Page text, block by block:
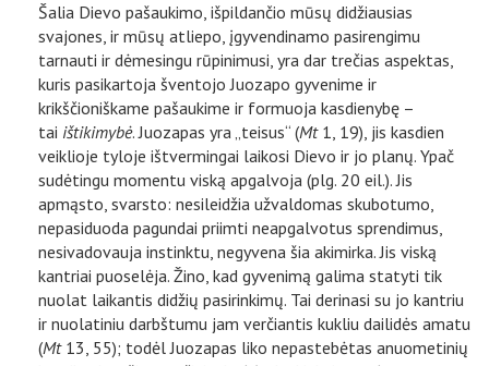
Šalia Dievo pašaukimo, išpildančio mūsų didžiausias
svajones, ir mūsų atliepo, įgyvendinamo pasirengimu
tarnauti ir dėmesingu rūpinimusi, yra dar trečias aspektas,
kuris pasikartoja šventojo Juozapo gyvenime ir
krikščioniškame pašaukime ir formuoja kasdienybę –
tai ištikimybė. Juozapas yra „teisus“ (Mt1, 19), jis kasdien
veiklioje tyloje ištvermingai laikosi Dievo ir jo planų. Ypač
sudėtingu momentu viską apgalvoja (plg. 20 eil.). Jis
apmąsto, svarsto: nesileidžia užvaldomas skubotumo,
nepasiduoda pagundai priimti neapgalvotus sprendimus,
nesivadovauja instinktu, negyvena šia akimirka. Jis viską
kantriai puoselėja. Žino, kad gyvenimą galima statyti tik
nuolat laikantis didžių pasirinkimų. Tai derinasi su jo kantriu
ir nuolatiniu darbštumu jam verčiantis kukliu dailidės amatu
(Mt13, 55); todėl Juozapas liko nepastebėtas anuometinių